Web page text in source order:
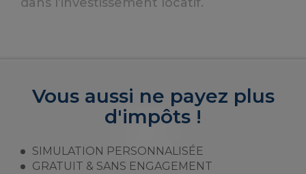
Vous aussi ne payez plus
d'impôts !
SIMULATION PERSONNALISÉE
GRATUIT & SANS ENGAGEMENT